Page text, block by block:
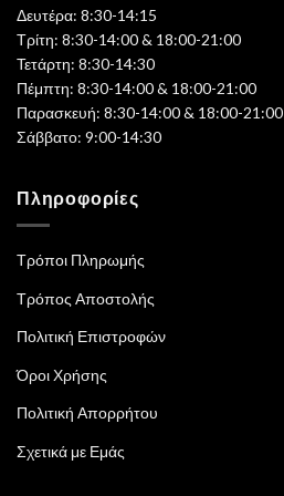
Δευτέρα: 8:30-14:15
Τρίτη: 8:30-14:00 & 18:00-21:00
Τετάρτη: 8:30-14:30
Πέμπτη: 8:30-14:00 & 18:00-21:00
Παρασκευή: 8:30-14:00 & 18:00-21:00
Σάββατο: 9:00-14:30
Πληροφορίες
Τρόποι Πληρωμής
Τρόπος Αποστολής
Πολιτική Επιστροφών
Όροι Χρήσης
Πολιτική Απορρήτου
Σχετικά με Εμάς